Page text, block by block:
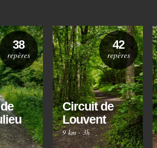
38
repères
Circuit de
Louvent
9 km·3h
42
repères